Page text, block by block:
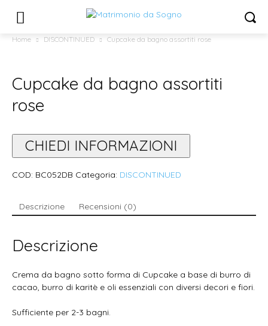
Home DISCONTINUED Cupcake da bagno assortiti rose
Cupcake da bagno assortiti
rose
CHIEDI INFORMAZIONI
COD: BC052DB Categoria: DISCONTINUED
Descrizione Recensioni (0)
Descrizione
Crema da bagno sotto forma di Cupcake a base di burro di
cacao, burro di karitè e oli essenziali con diversi decori e fiori.
Sufficiente per 2-3 bagni.